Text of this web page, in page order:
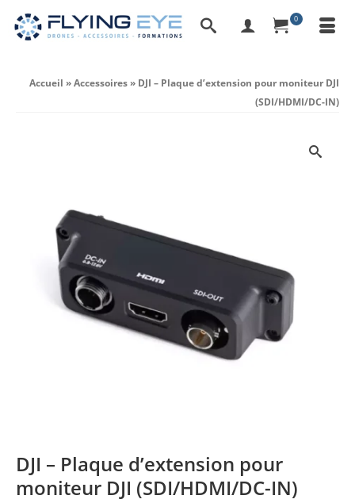
0
Accueil »Accessoires» DJI – Plaque d’extension pour moniteur DJI
(SDI/HDMI/DC-IN)
DJI – Plaque d’extension pour
moniteur DJI (SDI/HDMI/DC-IN)